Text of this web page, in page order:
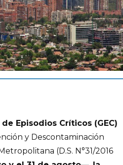
Episodios Críticos (GEC)
y Descontaminación
(D.S. N°31/2016